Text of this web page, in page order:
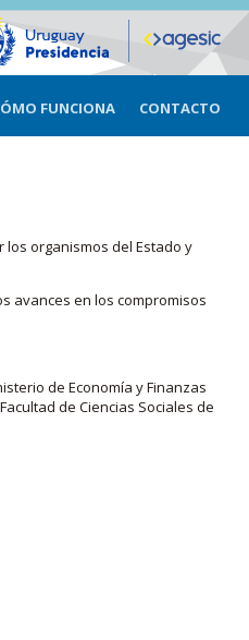
FUNCIONA CONTACTO
organismos del Estado y
avances en los compromisos
de Economía y Finanzas
de Ciencias Sociales de